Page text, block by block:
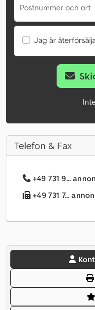
Postnummer och ort
Jag är
Telefon & Fax
+49 731 9...
+49 731 7...